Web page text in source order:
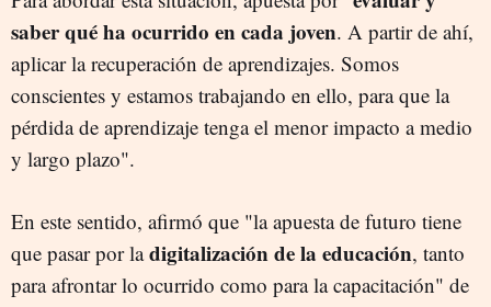
saber qué ha ocurrido en cada joven. A partir de ahí,
aplicar la recuperación de aprendizajes. Somos
conscientes y estamos trabajando en ello, para que la
pérdida de aprendizaje tenga el menor impacto a medio
y largo plazo".
En este sentido, afirmó que "la apuesta de futuro tiene
que pasar por ladigitalización de la educación, tanto
para afrontar lo ocurrido como para la capacitación" de